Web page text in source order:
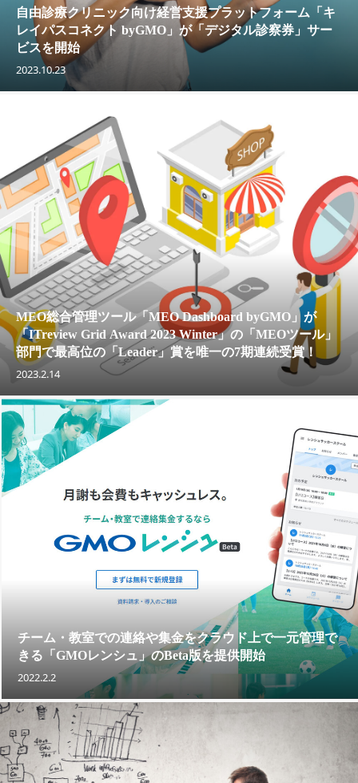
自由診療クリニック向け経営支援プラットフォーム「キ
レイパスコネクト byGMO」が「デジタル診察券」サー
ビスを開始
2023.10.23
MEO総合管理ツール「MEO Dashboard byGMO」が
「ITreview Grid Award 2023 Winter」の「MEOツール」
部門で最高位の「Leader」賞を唯一の7期連続受賞！
2023.2.14
チーム・教室での連絡や集金をクラウド上で一元管理で
きる「GMOレンシュ」のBeta版を提供開始
2022.2.2